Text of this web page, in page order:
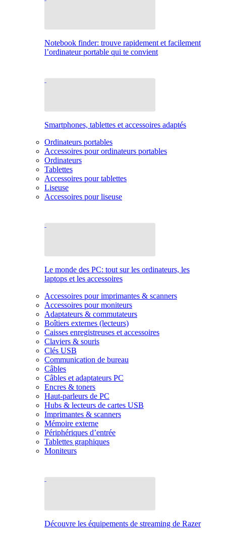
Notebook finder: trouve rapidement et facilement
l’ordinateur portable qui te convient
Smartphones, tablettes et accessoires adaptés
Ordinateurs portables
Accessoires pour ordinateurs portables
Ordinateurs
Tablettes
Accessoires pour tablettes
Liseuse
Accessoires pour liseuse
Le monde des PC: tout sur les ordinateurs, les
laptops et les accessoires
Accessoires pour imprimantes & scanners
Accessoires pour moniteurs
Adaptateurs & commutateurs
Boîtiers externes (lecteurs)
Caisses enregistreuses et accessoires
Claviers & souris
Clés USB
Communication de bureau
Câbles
Câbles et adaptateurs PC
Encres & toners
Haut-parleurs de PC
Hubs & lecteurs de cartes USB
Imprimantes & scanners
Mémoire externe
Périphériques d’entrée
Tablettes graphiques
Moniteurs
Découvre les équipements de streaming de Razer